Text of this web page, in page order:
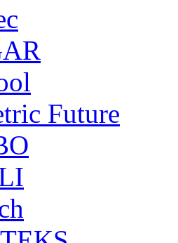
Future